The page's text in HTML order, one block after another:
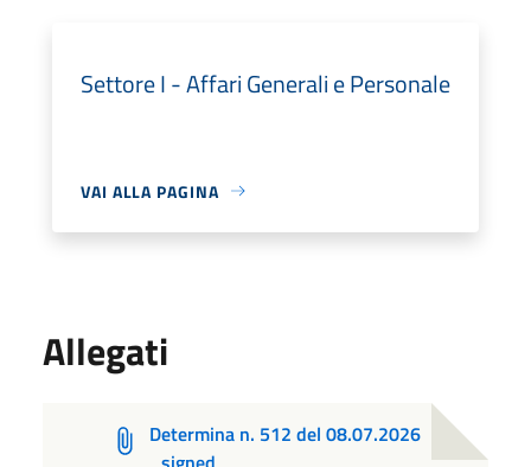
Settore I - Affari Generali e Personale
VAI ALLA PAGINA
Allegati
Determina n. 512 del 08.07.2026